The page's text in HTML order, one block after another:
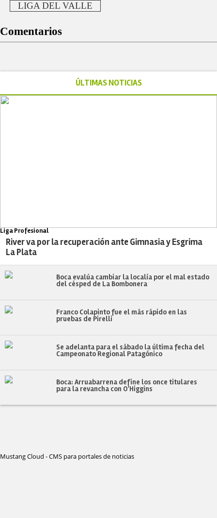
LIGA DEL VALLE
Comentarios
ÚLTIMAS NOTICIAS
Liga Profesional
River va por la recuperación ante Gimnasia y Esgrima
La Plata
Boca evalúa cambiar la localía por el mal estado
del césped de La Bombonera
Franco Colapinto fue el más rápido en las
pruebas de Pirelli
Se adelanta para el sábado la última fecha del
Campeonato Regional Patagónico
Boca: Arruabarrena define los once titulares
para la revancha con O'Higgins
Mustang Cloud - CMS para portales de noticias